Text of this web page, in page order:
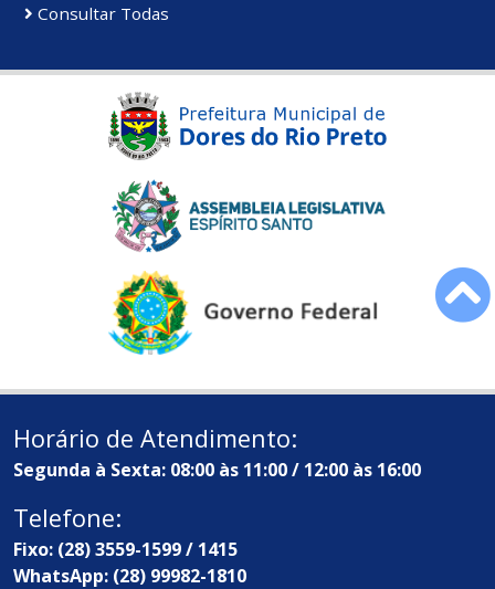
Consultar Todas
Horário de Atendimento:
Segunda à Sexta: 08:00 às 11:00 / 12:00 às 16:00
Telefone:
Fixo: (28) 3559-1599 / 1415
WhatsApp: (28) 99982-1810